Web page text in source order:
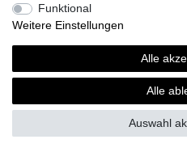
Versandkosten
© Topi´s
Funktional
Weitere Einstellungen
Alle
Alle
Auswahl